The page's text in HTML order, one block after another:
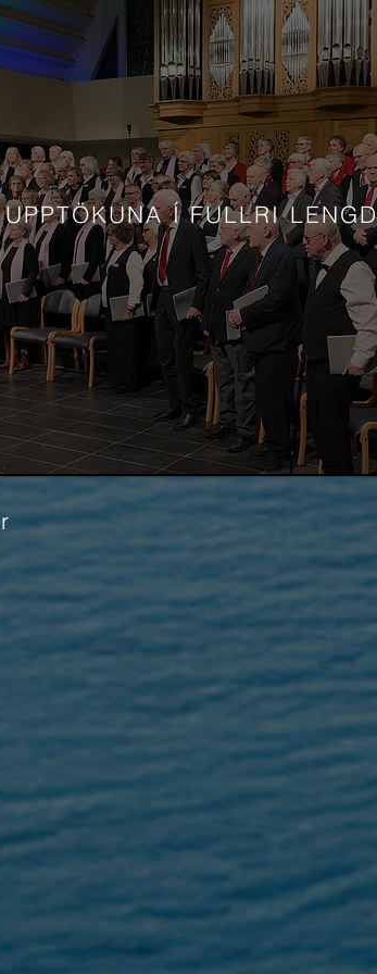
Í FULLRI